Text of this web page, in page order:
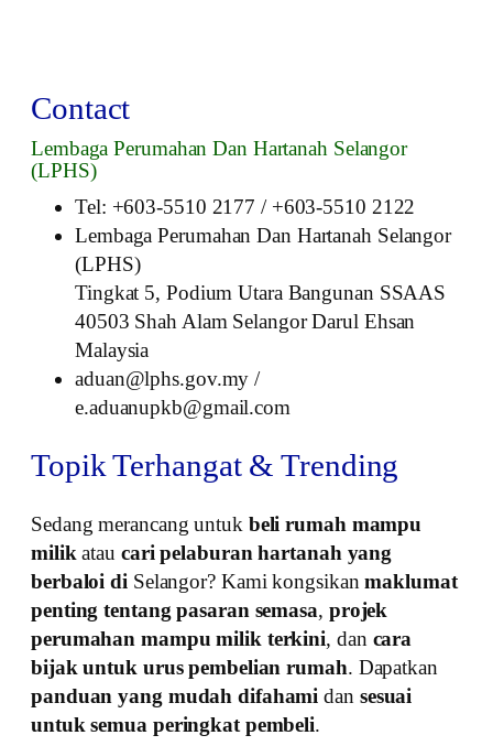
Contact
Lembaga Perumahan Dan Hartanah Selangor
(LPHS)
Tel: +603-5510 2177 / +603-5510 2122
Lembaga Perumahan Dan Hartanah Selangor
(LPHS)
Tingkat 5, Podium Utara Bangunan SSAAS
40503 Shah Alam Selangor Darul Ehsan
Malaysia
aduan@lphs.gov.my /
e.aduanupkb@gmail.com
Topik Terhangat & Trending
Sedang merancang untuk beli rumah mampu
milik atau cari pelaburan hartanah yang
berbaloi di Selangor? Kami kongsikanmaklumat
penting tentang pasaran semasa, projek
perumahan mampu milik terkini, dan cara
bijak untuk urus pembelian rumah. Dapatkan
panduan yang mudah difahami dan sesuai
untuk semua peringkat pembeli.